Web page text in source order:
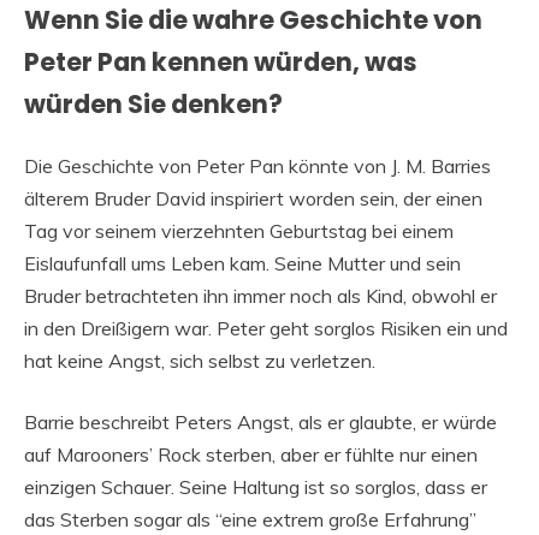
Wenn Sie die wahre Geschichte von
Peter Pan kennen würden, was
würden Sie denken?
Die Geschichte von Peter Pan könnte von J. M. Barries
älterem Bruder David inspiriert worden sein, der einen
Tag vor seinem vierzehnten Geburtstag bei einem
Eislaufunfall ums Leben kam. Seine Mutter und sein
Bruder betrachteten ihn immer noch als Kind, obwohl er
in den Dreißigern war. Peter geht sorglos Risiken ein und
hat keine Angst, sich selbst zu verletzen.
Barrie beschreibt Peters Angst, als er glaubte, er würde
auf Marooners’ Rock sterben, aber er fühlte nur einen
einzigen Schauer. Seine Haltung ist so sorglos, dass er
das Sterben sogar als “eine extrem große Erfahrung”